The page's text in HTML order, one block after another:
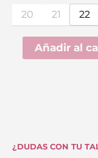
20 21 22
Star
Blanco
cantidad
Añadir al
¿DUDAS CON TU